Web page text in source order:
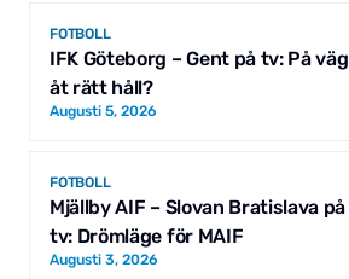
FOTBOLL
IFK Göteborg – Gent på tv: På väg
åt rätt håll?
Augusti 5, 2026
FOTBOLL
Mjällby AIF – Slovan Bratislava på
tv: Drömläge för MAIF
Augusti 3, 2026